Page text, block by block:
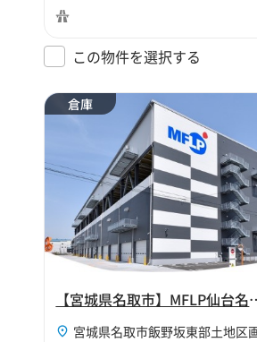
この物件を選択する
倉庫
【宮城県
宮城県名取市飯野坂東部土地区